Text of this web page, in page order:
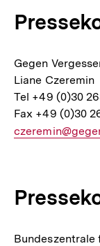
Gegen
Liane Czeremin
Tel +49 (0)30
Fax +49 (0)30
E-